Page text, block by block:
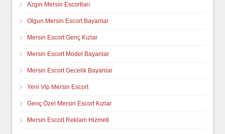
Azgın Mersin Escortları
Olgun Mersin Escort Bayanlar
Mersin Escort Genç Kızlar
Mersin Escort Model Bayanlar
Mersin Escort Gecelik Bayanlar
Yeni Vip Mersin Escort
Genç Özel Mersin Escort Kızlar
Mersin Escort Reklam Hizmeti